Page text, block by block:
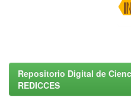
Repositorio Digital de
REDICCES